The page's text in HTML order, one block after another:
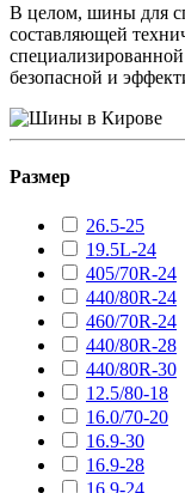
В целом, шины для
составляющей
безопасной и
Размер
26.5-25
19.5L-24
405/70R-24
440/80R-24
460/70R-24
440/80R-28
440/80R-30
12.5/80-18
16.0/70-20
16.9-30
16.9-28